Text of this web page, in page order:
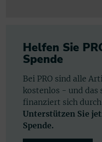
Helfen Sie
Spende
Bei PRO sind alle
kostenlos - und das
finanziert sich
Unterstützen Sie
Spende.